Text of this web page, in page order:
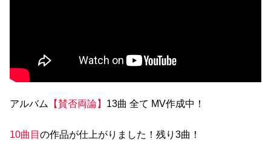
アルバム 【賛否両論】 13曲 全て MV作成中！
10曲目 の作品が仕上がりました！残り3曲！